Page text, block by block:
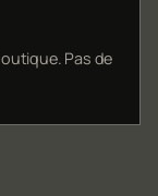
Pas de